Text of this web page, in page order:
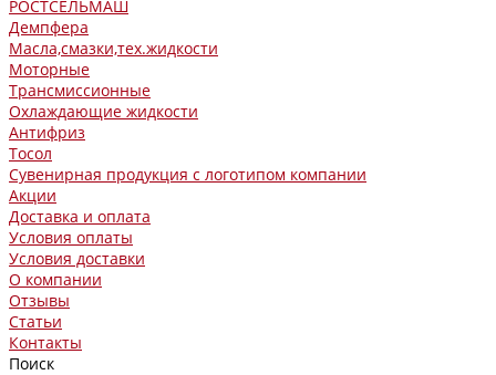
РОСТСЕЛЬМАШ
Демпфера
Масла,смазки,тех.жидкости
Моторные
Трансмиссионные
Охлаждающие жидкости
Антифриз
Тосол
Сувенирная продукция с логотипом компании
Акции
Доставка и оплата
Условия оплаты
Условия доставки
О компании
Отзывы
Статьи
Контакты
Поиск